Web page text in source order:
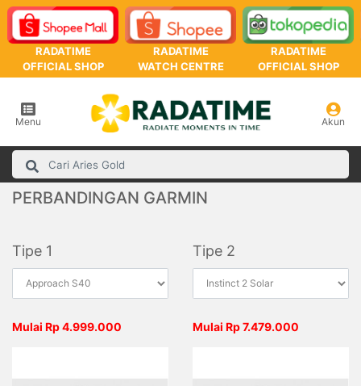
RADATIME
OFFICIAL SHOP
RADATIME
WATCH CENTRE
RADATIME
OFFICIAL SHOP
Menu Akun
PERBANDINGAN GARMIN
Tipe 1 Tipe 2
Mulai Rp 4.999.000 Mulai Rp 7.479.000